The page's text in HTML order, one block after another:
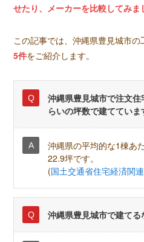
せたり、メーカーを比較してみま
この記事では、沖縄県豊見城市の
5件をご紹介します。
沖縄県豊見城市で注文
らいの坪数で建てていま
沖縄県の平均的な1棟あ
22.9坪です。
(国土交通省住宅経済関
沖縄県豊見城市で建て